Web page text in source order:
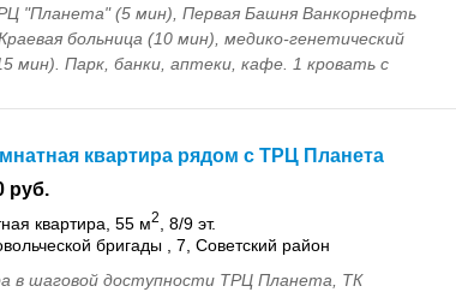
"Планета" (5 мин), Первая Башня Ванкорнефть
больница (10 мин), медико-генетический
мин). Парк, банки, аптеки, кафе. 1 кровать с
квартира рядом с ТРЦ Планета
руб.
квартира, 55 м2
, 8/9 эт.
бригады , 7, Советский район
в шаговой доступности ТРЦ Планета, ТК